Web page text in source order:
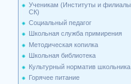
Ученикам (Институты и филиалы
СК)
Социальный педагог
Школьная служба примирения
Методическая копилка
Школьная библиотека
Культурный норматив школьника
Горячее питание